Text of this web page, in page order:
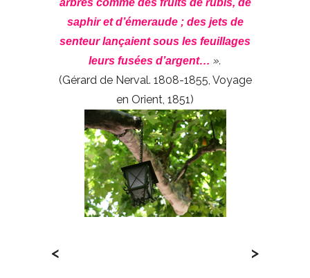
saphir et d’émeraude ; des jets de
senteur lançaient sous les feuillages
leurs fusées d’argent… ».
(Gérard de Nerval. 1808-1855, Voyage
en Orient, 1851)
< >